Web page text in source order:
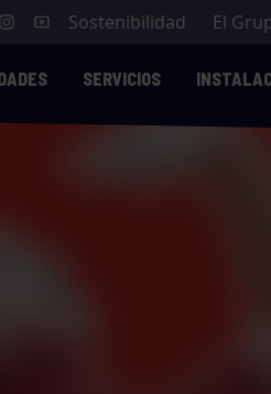
Sostenibilidad El
SERVICIOS